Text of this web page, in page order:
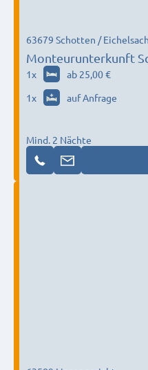
Monteurunterkunft
63679 Schotten /
1x ab 25,00 €
1x auf Anfrage
Mind. 2 Nächte